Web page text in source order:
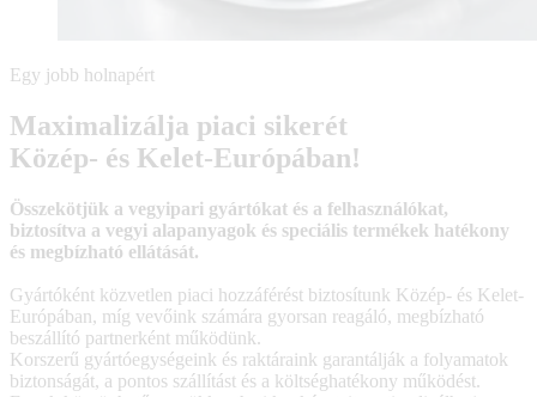
Egy jobb holnapért
Maximalizálja piaci sikerét
Közép- és Kelet-Európában!
Összekötjük a vegyipari gyártókat és a felhasználókat,
biztosítva a vegyi alapanyagok és speciális termékek hatékony
és megbízható ellátását.
Gyártóként közvetlen piaci hozzáférést biztosítunk Közép- és Kelet-
Európában, míg vevőink számára gyorsan reagáló, megbízható
beszállító partnerként működünk.
Korszerű gyártóegységeink és raktáraink garantálják a folyamatok
biztonságát, a pontos szállítást és a költséghatékony működést.